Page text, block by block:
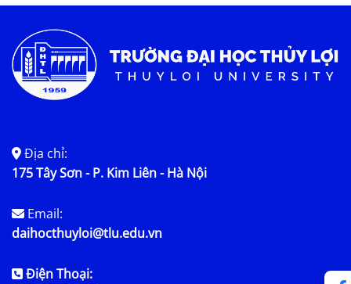
Địa chỉ:
175 Tây Sơn - P. Kim Liên - Hà Nội
Email:
daihocthuyloi@tlu.edu.vn
Điện Thoại: